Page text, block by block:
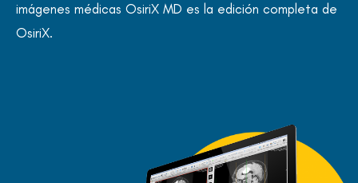
imágenes médicas OsiriX MD es la edición completa de
OsiriX.